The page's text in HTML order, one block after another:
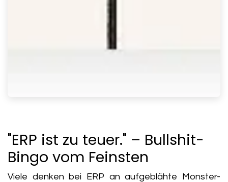
"ERP ist zu teuer." – Bullshit-
Bingo vom Feinsten
Viele denken bei ERP an aufgeblähte Monster-